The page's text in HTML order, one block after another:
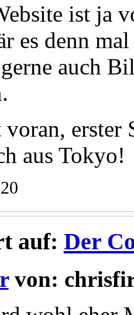
ist ja
es denn
auch
voran,
aus Tokyo!
auf: Der
von: